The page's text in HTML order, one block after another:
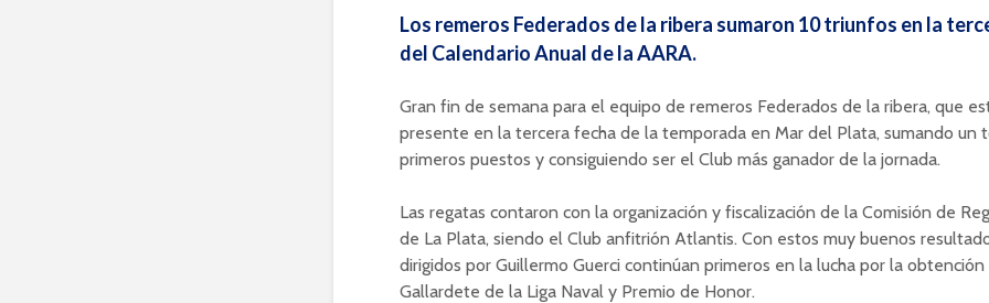
Los remeros Federados de la ribera sumaron 10 triunfos en la
del Calendario Anual de la AARA.
Gran fin de semana para el equipo de remeros Federados de la ribera, que
presente en la tercera fecha de la temporada en Mar del Plata, sumando un
primeros puestos y consiguiendo ser el Club más ganador de la jornada.
Las regatas contaron con la organización y fiscalización de la Comisión de
de La Plata, siendo el Club anfitrión Atlantis. Con estos muy buenos
dirigidos por Guillermo Guerci continúan primeros en la lucha por la
Gallardete de la Liga Naval y Premio de Honor.